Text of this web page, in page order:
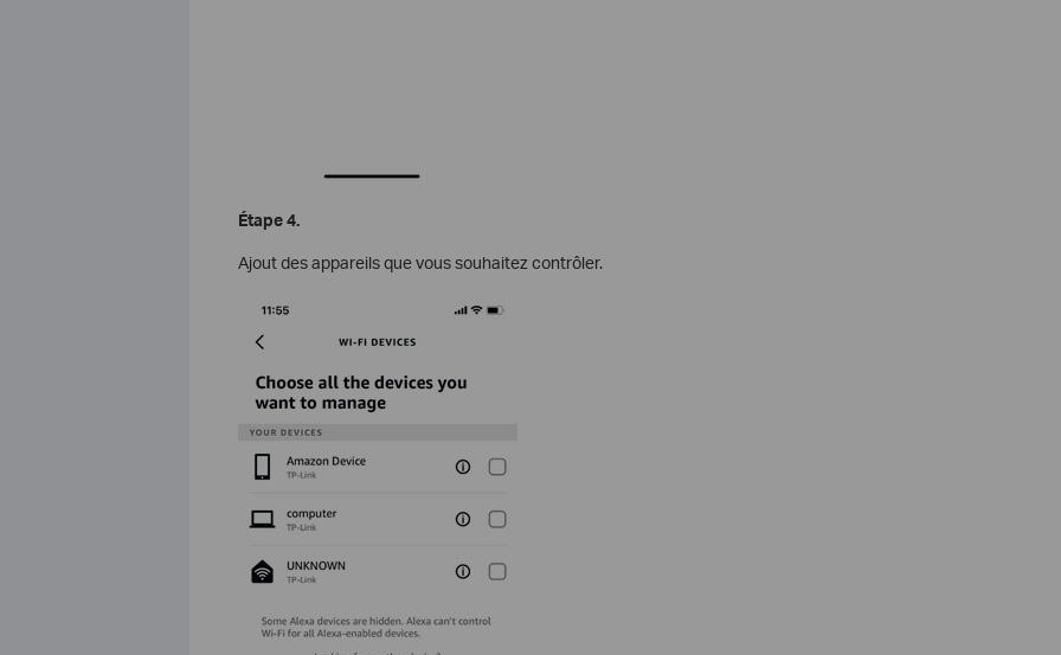
Étape 4.
Ajout des appareils que vous souhaitez contrôler.